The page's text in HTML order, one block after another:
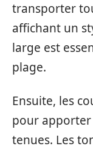
transporter
affichant un
large est
plage.
Ensuite, les
pour apporter
tenues. Les